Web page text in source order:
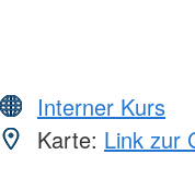
Interner Kurs
Karte: Link zur